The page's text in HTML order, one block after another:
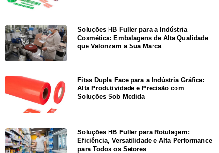
Soluções HB Fuller para a Indústria
Cosmética: Embalagens de Alta Qualidade
que Valorizam a Sua Marca
Fitas Dupla Face para a Indústria Gráfica:
Alta Produtividade e Precisão com
Soluções Sob Medida
Soluções HB Fuller para Rotulagem:
Eficiência, Versatilidade e Alta Performance
para Todos os Setores